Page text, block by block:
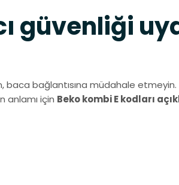
güvenliği
baca bağlantısına müdahale etmeyin.
anlamı için Beko kombi E kodları